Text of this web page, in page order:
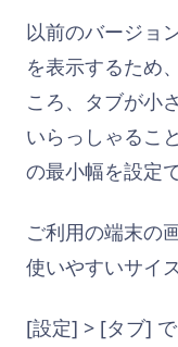
以前のバージョ
を表示するため
ころ、タブが小
いらっしゃるこ
の最小幅を設定
ご利用の端末の
使いやすいサイ
[設定] > [タブ]